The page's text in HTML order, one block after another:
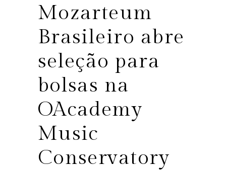
Mozarteum
Brasileiro abre
seleção para
bolsas na
OAcademy
Music
Conservatory